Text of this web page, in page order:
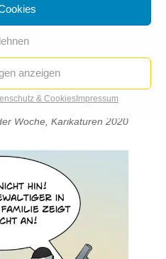
anzeigen
& CookiesImpressum
Woche, Karikaturen 2020